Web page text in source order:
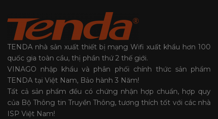
TENDA nhà sản xuất thiết bị mạng Wifi xuất khẩu hơn 100
quốc gia toàn cầu, thị phần thứ 2 thế giới.
VINAGO nhập khẩu và phân phối chính thức sản phẩm
TENDA tại Việt Nam, Bảo hành 3 Năm!
Tất cả sản phẩm đều có chứng nhận hợp chuẩn, hợp quy
của Bộ Thông tin Truyền Thông, tương thích tốt với các nhà
ISP Việt Nam!